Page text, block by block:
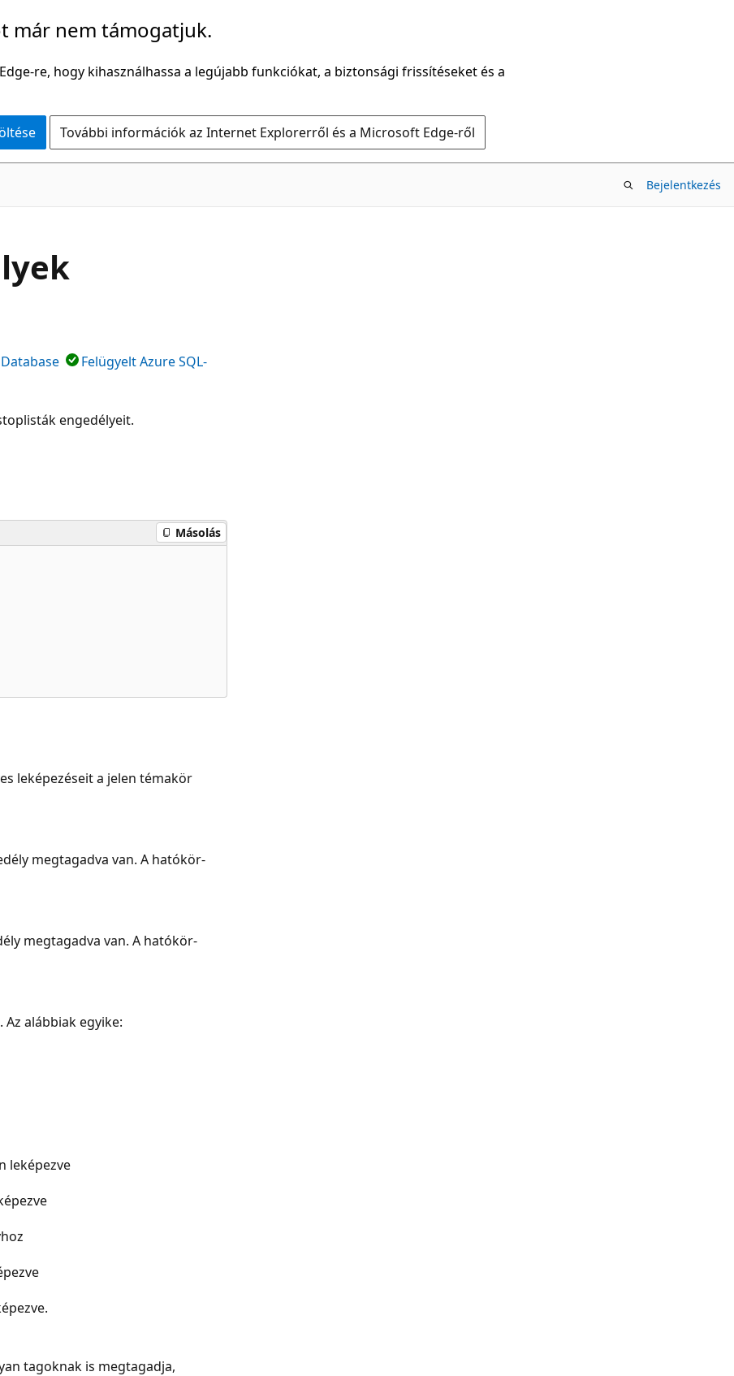
már nem támogatjuk.
re, hogy kihasználhassa a legújabb funkciókat, a biztonsági frissítéseket és a
További információk az Internet Explorerről és a Microsoft Edge-ről
Bejelentkezés
Felügyelt Azure SQL-
engedélyeit.
Másolás
leképezéseit a jelen témakör
megtagadva van. A hatókör-
megtagadva van. A hatókör-
alábbiak egyike:
leképezve
tagoknak is megtagadja,